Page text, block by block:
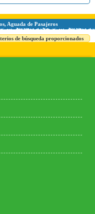
Aguada de Pasajeros
de búsqueda proporcionados